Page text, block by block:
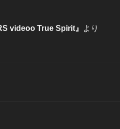
videoo True Spirit』 より